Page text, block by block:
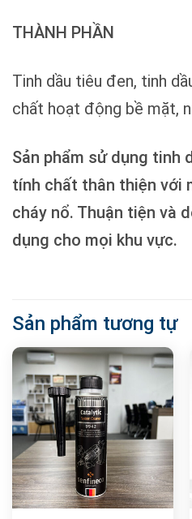
THÀNH PHẦN
Tinh dầu tiêu đen, tinh
chất hoạt động bề mặt,
Sản phẩm sử dụng tinh
tính chất thân thiện với
cháy nổ. Thuận tiện và
dụng cho mọi khu vực.
Sản phẩm tương tự